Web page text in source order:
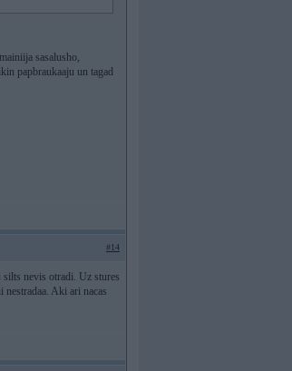
sasalusho,
papbraukaaju un tagad
#14
silts nevis otradi. Uz stures
Aki ari nacas